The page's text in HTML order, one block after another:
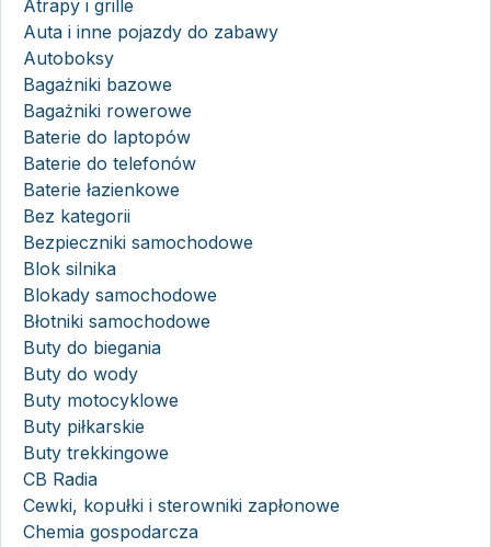
Atrapy i grille
Auta i inne pojazdy do zabawy
Autoboksy
Bagażniki bazowe
Bagażniki rowerowe
Baterie do laptopów
Baterie do telefonów
Baterie łazienkowe
Bez kategorii
Bezpieczniki samochodowe
Blok silnika
Blokady samochodowe
Błotniki samochodowe
Buty do biegania
Buty do wody
Buty motocyklowe
Buty piłkarskie
Buty trekkingowe
CB Radia
Cewki, kopułki i sterowniki zapłonowe
Chemia gospodarcza